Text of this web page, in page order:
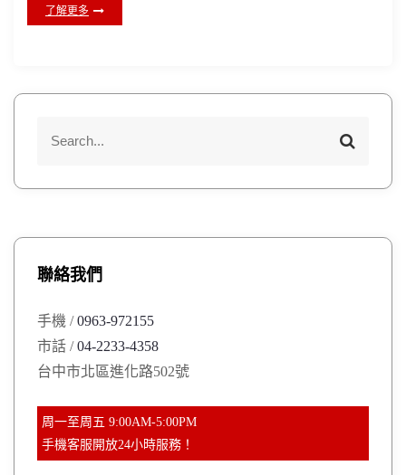
了解更多
f
:
S
r
聯絡我們
手機 /0963-972155
市話 /04-2233-4358
台中市北區進化路502號
周一至周五 9:00AM-5:00PM
手機客服開放24小時服務！